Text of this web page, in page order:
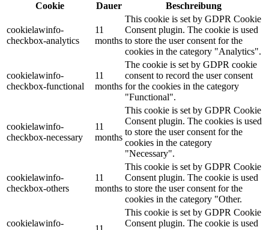
Cookie
Dauer Beschreibung
cookielawinfo-
checkbox-analytics
11
months
This cookie is set by GDPR Cookie
Consent plugin. The cookie is used
to store the user consent for the
cookies in the category "Analytics".
cookielawinfo-
checkbox-functional
11
months
The cookie is set by GDPR cookie
consent to record the user consent
for the cookies in the category
"Functional".
cookielawinfo-
checkbox-necessary
11
months
This cookie is set by GDPR Cookie
Consent plugin. The cookies is used
to store the user consent for the
cookies in the category
"Necessary".
cookielawinfo-
checkbox-others
11
months
This cookie is set by GDPR Cookie
Consent plugin. The cookie is used
to store the user consent for the
cookies in the category "Other.
cookielawinfo-
This cookie is set by GDPR Cookie
Consent plugin. The cookie is used